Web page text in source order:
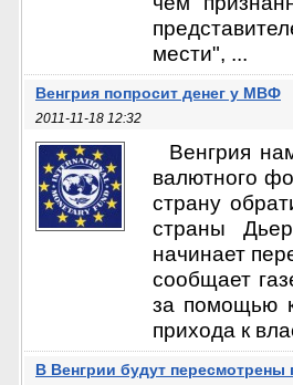
мести", ...
Венгрия попросит денег у МВФ
2011-11-18 12:32
Венгрия
валютного
страну
страны
начинает
сообщает
за помощью
прихода к
В Венгрии будут пересмотрены